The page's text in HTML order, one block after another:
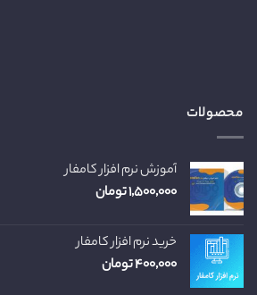
محصولات
آموزش نرم افزار کامفار
۱,۵۰۰,۰۰۰تومان
خرید نرم افزار کامفار
۴۰۰,۰۰۰تومان